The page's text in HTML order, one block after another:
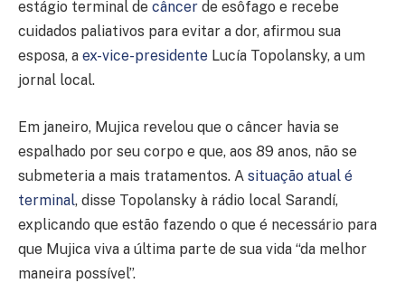
estágio terminal de câncer de esôfago e recebe
cuidados paliativos para evitar a dor, afirmou sua
esposa, a ex-vice-presidente Lucía Topolansky, a um
jornal local.
Em janeiro, Mujica revelou que o câncer havia se
espalhado por seu corpo e que, aos 89 anos, não se
submeteria a mais tratamentos. A situação atual é
terminal, disse Topolansky à rádio local Sarandí,
explicando que estão fazendo o que é necessário para
que Mujica viva a última parte de sua vida “da melhor
maneira possível”.